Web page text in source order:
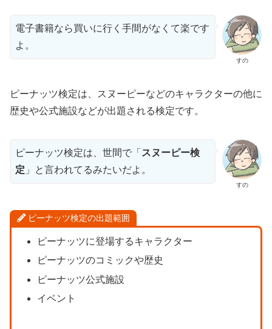
すの
電子書籍なら買いに行く手間がなくて楽です
よ。
ピーナッツ検定は、スヌーピーなどのキャラクターの他に
歴史や公式施設などが出題される検定です。
すの
ピーナッツ検定は、世間で「 スヌーピー検
定 」と言われてるみたいだよ。
ピーナッツ検定の出題範囲
ピーナッツに登場するキャラクター
ピーナッツのコミックや歴史
ピーナッツ公式施設
イベント